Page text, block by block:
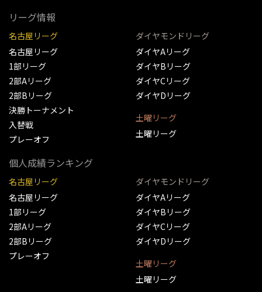
リーグ情報
名古屋リーグ
名古屋リーグ
1部リーグ
2部Aリーグ
2部Bリーグ
決勝トーナメント
入替戦
プレーオフ
ダイヤモンドリーグ
ダイヤAリーグ
ダイヤBリーグ
ダイヤCリーグ
ダイヤDリーグ
土曜リーグ
土曜リーグ
個人成績ランキング
名古屋リーグ
名古屋リーグ
1部リーグ
2部Aリーグ
2部Bリーグ
プレーオフ
ダイヤモンドリーグ
ダイヤAリーグ
ダイヤBリーグ
ダイヤCリーグ
ダイヤDリーグ
土曜リーグ
土曜リーグ